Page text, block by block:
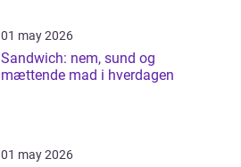
01 may 2026
Sandwich: nem, sund og
mættende mad i hverdagen
01 may 2026